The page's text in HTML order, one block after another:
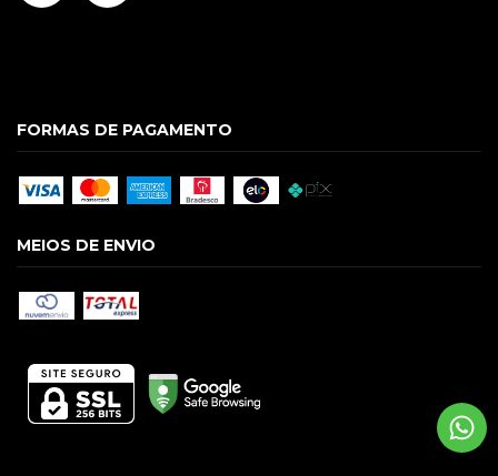
FORMAS DE PAGAMENTO
MEIOS DE ENVIO